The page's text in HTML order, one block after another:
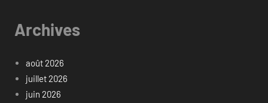
Archives
août 2026
juillet 2026
juin 2026